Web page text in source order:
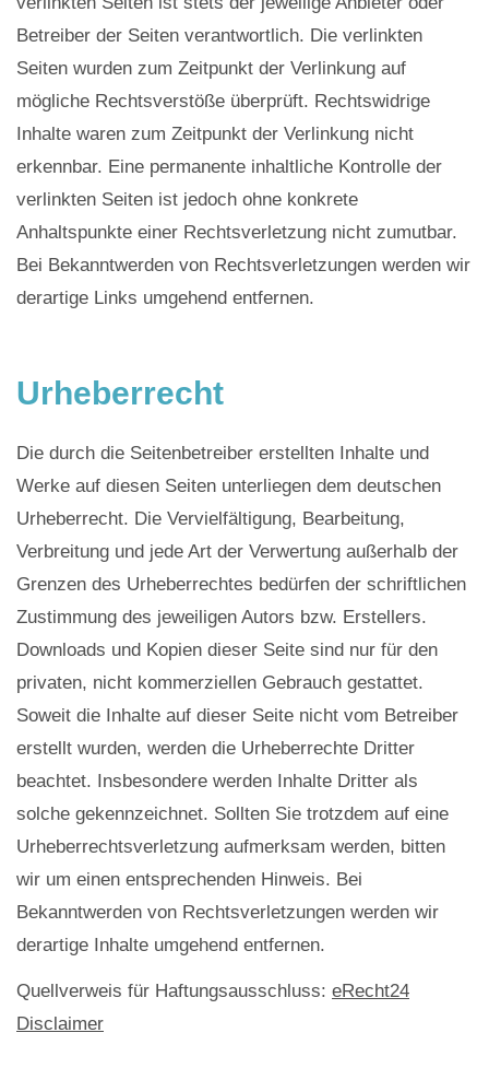
Betreiber der Seiten verantwortlich. Die verlinkten
Seiten wurden zum Zeitpunkt der Verlinkung auf
mögliche Rechtsverstöße überprüft. Rechtswidrige
Inhalte waren zum Zeitpunkt der Verlinkung nicht
erkennbar. Eine permanente inhaltliche Kontrolle der
verlinkten Seiten ist jedoch ohne konkrete
Anhaltspunkte einer Rechtsverletzung nicht zumutbar.
Bei Bekanntwerden von Rechtsverletzungen werden wir
derartige Links umgehend entfernen.
Urheberrecht
​Die durch die Seitenbetreiber erstellten Inhalte und
Werke auf diesen Seiten unterliegen dem deutschen
Urheberrecht. Die Vervielfältigung, Bearbeitung,
Verbreitung und jede Art der Verwertung außerhalb der
Grenzen des Urheberrechtes bedürfen der schriftlichen
Zustimmung des jeweiligen Autors bzw. Erstellers.
Downloads und Kopien dieser Seite sind nur für den
privaten, nicht kommerziellen Gebrauch gestattet.
Soweit die Inhalte auf dieser Seite nicht vom Betreiber
erstellt wurden, werden die Urheberrechte Dritter
beachtet. Insbesondere werden Inhalte Dritter als
solche gekennzeichnet. Sollten Sie trotzdem auf eine
Urheberrechtsverletzung aufmerksam werden, bitten
wir um einen entsprechenden Hinweis. Bei
Bekanntwerden von Rechtsverletzungen werden wir
derartige Inhalte umgehend entfernen.
​Quellverweis für Haftungsausschluss: eRecht24
Disclaimer